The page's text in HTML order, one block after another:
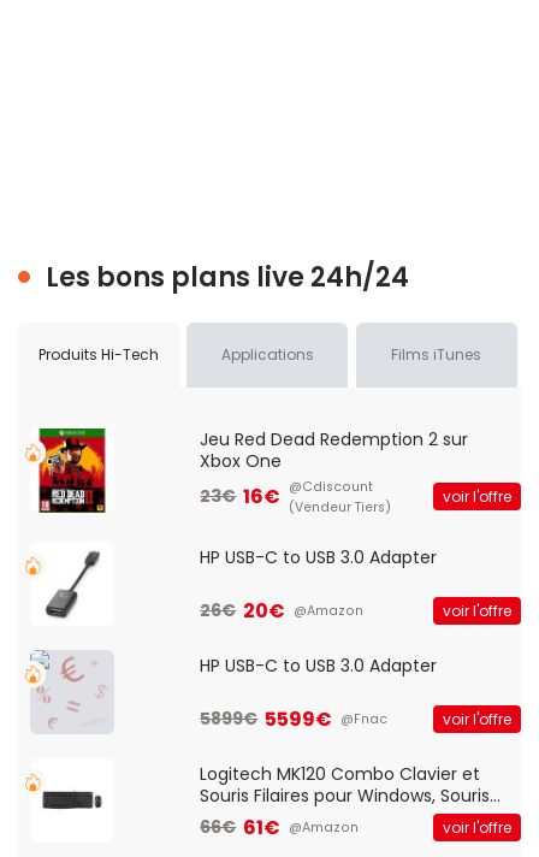
Les bons plans live 24h/24
Produits Hi-Tech Applications Films iTunes
Jeu Red Dead Redemption 2 sur
Xbox One
23€ 16€ @Cdiscount
(Vendeur Tiers)
voir l'offre
HP USB-C to USB 3.0 Adapter
26€ 20€ @Amazon voir l'offre
HP USB-C to USB 3.0 Adapter
5899€ 5599€ @Fnac voir l'offre
Logitech MK120 Combo Clavier et
Souris Filaires pour Windows, Souris
Optique Filaire, Connexion USB Plug
And Play, Confortable, Taille
66€ 61€ @Amazon voir l'offre